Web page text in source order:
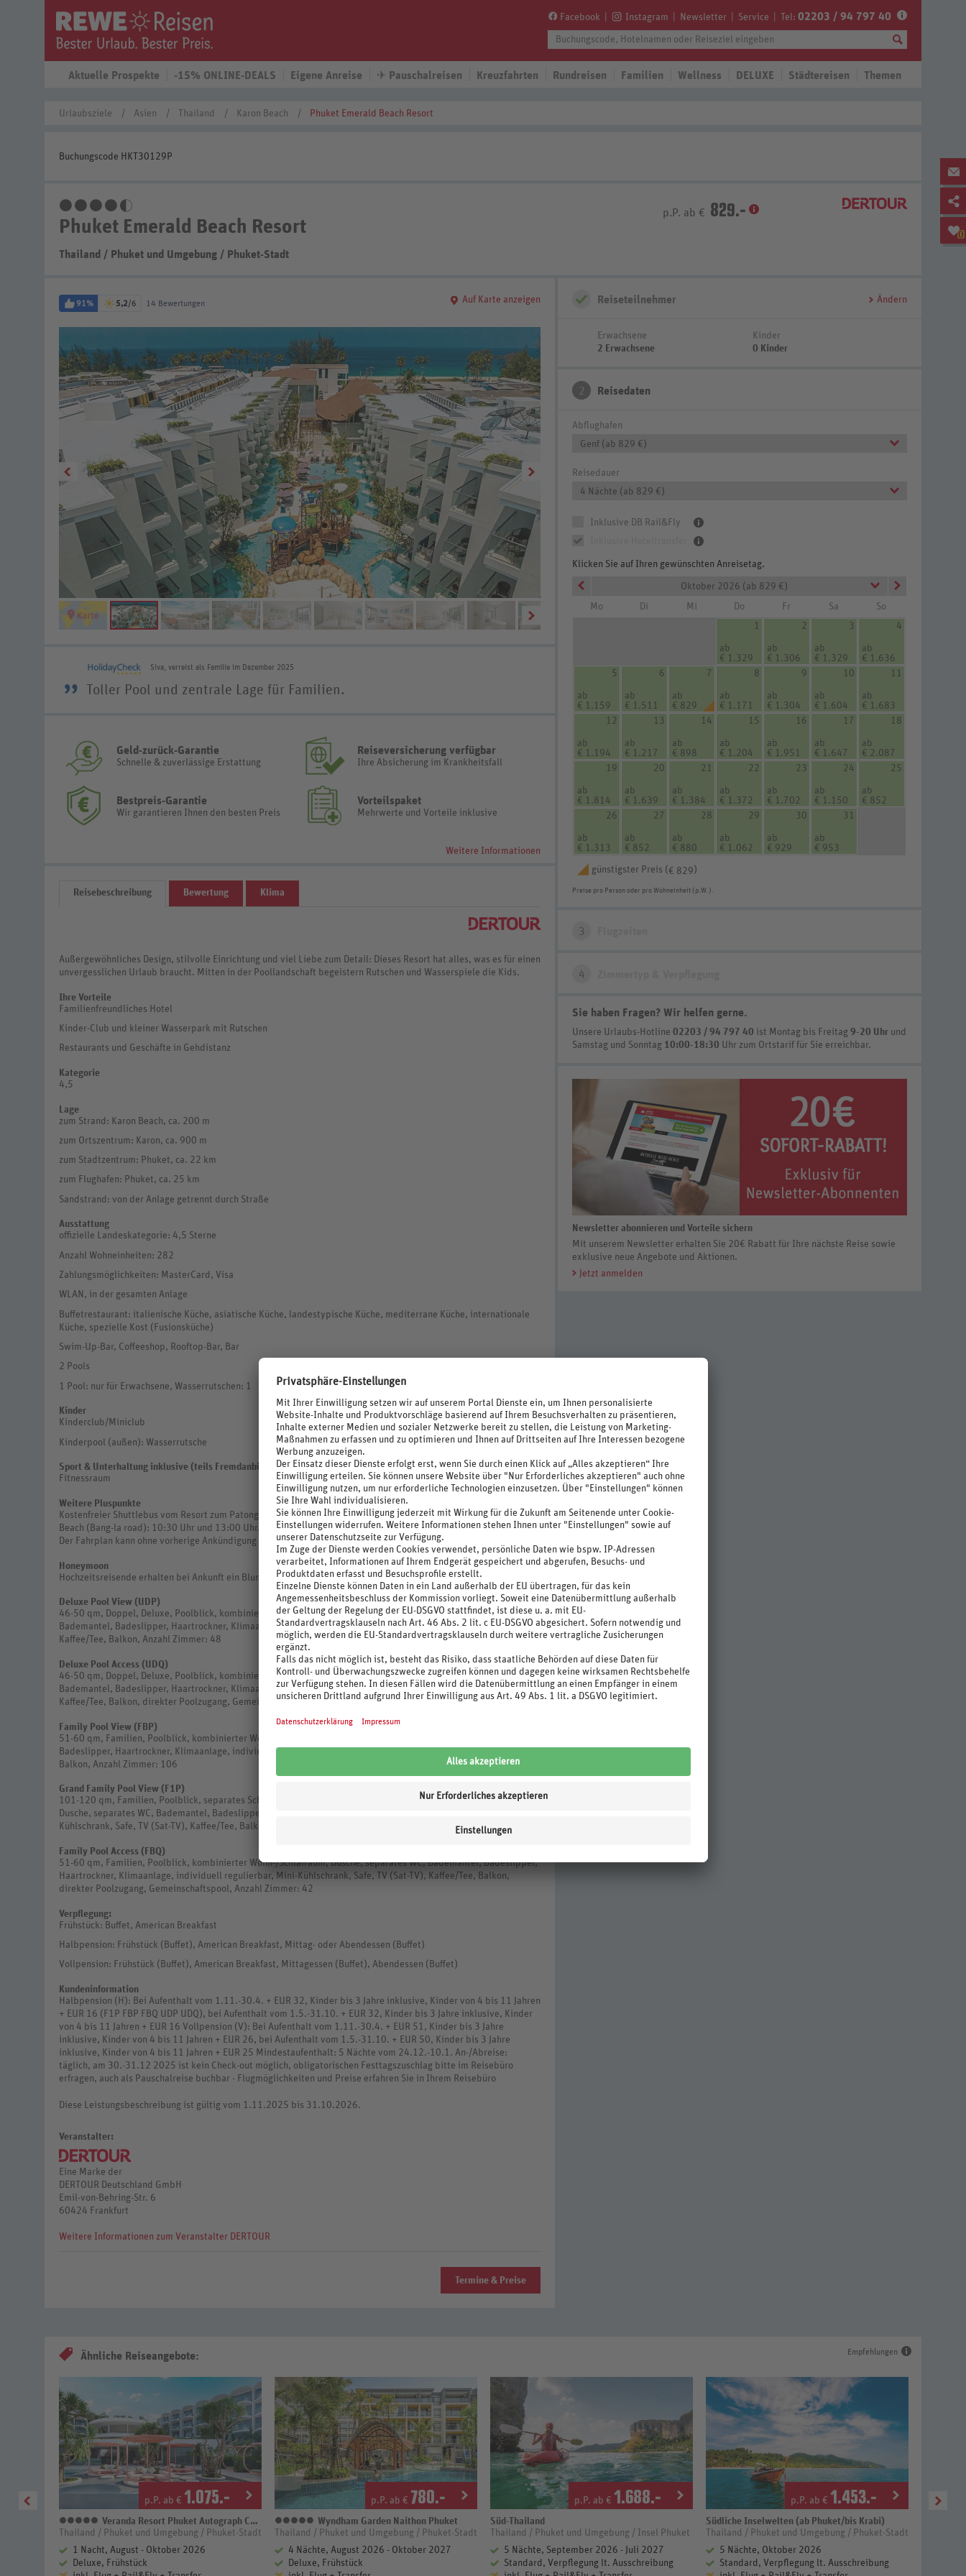
Facebook Instagram Newsletter Service Tel: 02203 / 94 797 40
Aktuelle Prospekte -15% ONLINE-DEALS Eigene Anreise ✈ Pauschalreisen Kreuzfahrten Rundreisen Familien Wellness DELUXE Städtereisen Themen
0
Urlaubsziele Asien Thailand Karon Beach Phuket Emerald Beach Resort
Buchungscode HKT30129P
Phuket Emerald Beach Resort
Thailand / Phuket und Umgebung / Phuket-Stadt
p.P. ab € 829.-
91% 5,2/6 14 Bewertungen Auf Karte anzeigen
Siva, verreist als Familie im Dezember 2025
” Toller Pool und zentrale Lage für Familien.
Geld-zurück-Garantie
Schnelle & zuverlässige Erstattung
Reiseversicherung verfügbar
Ihre Absicherung im Krankheitsfall
Bestpreis-Garantie
Wir garantieren Ihnen den besten Preis
Vorteilspaket
Mehrwerte und Vorteile inklusive
Weitere Informationen
Reisebeschreibung Bewertung Klima
Außergewöhnliches Design, stilvolle Einrichtung und viel Liebe zum Detail: Dieses Resort hat alles, was es für einen
unvergesslichen Urlaub braucht. Mitten in der Poollandschaft begeistern Rutschen und Wasserspiele die Kids.
Ihre Vorteile
Familienfreundliches Hotel
Kinder-Club und kleiner Wasserpark mit Rutschen
Restaurants und Geschäfte in Gehdistanz
Kategorie
4,5
Lage
zum Strand: Karon Beach, ca. 200 m
zum Ortszentrum: Karon, ca. 900 m
zum Stadtzentrum: Phuket, ca. 22 km
zum Flughafen: Phuket, ca. 25 km
Sandstrand: von der Anlage getrennt durch Straße
Ausstattung
offizielle Landeskategorie: 4,5 Sterne
Anzahl Wohneinheiten: 282
Zahlungsmöglichkeiten: MasterCard, Visa
WLAN, in der gesamten Anlage
Buffetrestaurant: italienische Küche, asiatische Küche, landestypische Küche, mediterrane Küche, internationale
Küche, spezielle Kost (Fusionsküche)
Swim-Up-Bar, Coffeeshop, Rooftop-Bar, Bar
2 Pools
1 Pool: nur für Erwachsene, Wasserrutschen: 1
Kinder
Kinderclub/Miniclub
Kinderpool (außen): Wasserrutsche
Sport & Unterhaltung inklusive (teils Fremdanbieter)
Fitnessraum
Weitere Pluspunkte
Kostenfreier Shuttlebus vom Resort zum Patong Beach (je nach Verfügbarkeit und Änderung): Hotel nach Patong
Beach (Bang-la road): 10:30 Uhr und 13:00 Uhr. Patong Beach (Bang-la road) zum Hotel: 15:00 Uhr und 17:40 Uhr.
Der Fahrplan kann ohne vorherige Ankündigung geändert werden.
Honeymoon
Hochzeitsreisende erhalten bei Ankunft ein Blumenarrangement im Zimmer und ein Willkommensgetränk
Deluxe Pool View (UDP)
46-50 qm, Doppel, Deluxe, Poolblick, kombinierter Wohn-/Schlafraum, Dusche, Badewanne, separates WC,
Bademantel, Badeslipper, Haartrockner, Klimaanlage, individuell regulierbar, Mini-Kühlschrank, Safe, TV (Sat-TV),
Kaffee/Tee, Balkon, Anzahl Zimmer: 48
Deluxe Pool Access (UDQ)
46-50 qm, Doppel, Deluxe, Poolblick, kombinierter Wohn-/Schlafraum, Dusche, Badewanne, separates WC,
Bademantel, Badeslipper, Haartrockner, Klimaanlage, individuell regulierbar, Mini-Kühlschrank, Safe, TV (Sat-TV),
Kaffee/Tee, Balkon, direkter Poolzugang, Gemeinschaftspool, Anzahl Zimmer: 12
Family Pool View (FBP)
51-60 qm, Familien, Poolblick, kombinierter Wohn-/Schlafraum, Sitzecke, Dusche, separates WC, Bademantel,
Badeslipper, Haartrockner, Klimaanlage, individuell regulierbar, Mini-Kühlschrank, Safe, TV (Sat-TV), Kaffee/Tee,
Balkon, Anzahl Zimmer: 106
Grand Family Pool View (F1P)
101-120 qm, Familien, Poolblick, separates Schlafzimmer, kombinierter Wohn-/Schlafraum, Sitzecke, 2 Bäder,
Dusche, separates WC, Bademantel, Badeslipper, Haartrockner, Klimaanlage, individuell regulierbar, Mini-
Kühlschrank, Safe, TV (Sat-TV), Kaffee/Tee, Balkon, Anzahl Zimmer: 50
Family Pool Access (FBQ)
51-60 qm, Familien, Poolblick, kombinierter Wohn-/Schlafraum, Dusche, separates WC, Bademantel, Badeslipper,
Haartrockner, Klimaanlage, individuell regulierbar, Mini-Kühlschrank, Safe, TV (Sat-TV), Kaffee/Tee, Balkon,
direkter Poolzugang, Gemeinschaftspool, Anzahl Zimmer: 42
Verpflegung:
Frühstück: Buffet, American Breakfast
Halbpension: Frühstück (Buffet), American Breakfast, Mittag- oder Abendessen (Buffet)
Vollpension: Frühstück (Buffet), American Breakfast, Mittagessen (Buffet), Abendessen (Buffet)
Kundeninformation
Halbpension (H): Bei Aufenthalt vom 1.11.-30.4. + EUR 32, Kinder bis 3 Jahre inklusive, Kinder von 4 bis 11 Jahren
+ EUR 16 (F1P FBP FBQ UDP UDQ), bei Aufenthalt vom 1.5.-31.10. + EUR 32, Kinder bis 3 Jahre inklusive, Kinder
von 4 bis 11 Jahren + EUR 16 Vollpension (V): Bei Aufenthalt vom 1.11.-30.4. + EUR 51, Kinder bis 3 Jahre
inklusive, Kinder von 4 bis 11 Jahren + EUR 26, bei Aufenthalt vom 1.5.-31.10. + EUR 50, Kinder bis 3 Jahre
inklusive, Kinder von 4 bis 11 Jahren + EUR 25 Mindestaufenthalt: 5 Nächte vom 24.12.-10.1. An-/Abreise:
täglich, am 30.-31.12 2025 ist kein Check-out möglich, obligatorischen Festtagszuschlag bitte im Reisebüro
erfragen, auch als Pauschalreise buchbar - Flugmöglichkeiten und Preise erfahren Sie in Ihrem Reisebüro
Diese Leistungsbeschreibung ist gültig vom 1.11.2025 bis 31.10.2026.
Veranstalter:
Eine Marke der
DERTOUR Deutschland GmbH
Emil-von-Behring-Str. 6
60424 Frankfurt
Weitere Informationen zum Veranstalter DERTOUR
Termine & Preise
Reiseteilnehmer Ändern
Erwachsene
2 Erwachsene
Kinder
0 Kinder
2 Reisedaten
Abflughafen
Genf (ab 829 €)
Reisedauer
4 Nächte (ab 829 €)
Inklusive DB Rail&Fly
Klicken Sie auf Ihren gewünschten Anreisetag.
Oktober 2026 (ab 829 €)
Mo
Di Mi Do Fr Sa
So
1
ab
€ 1.329
2
ab
€ 1.306
3
ab
€ 1.329
4
ab
€ 1.636
5
ab
€ 1.159
6
ab
€ 1.511
7
ab
€ 829
8
ab
€ 1.171
9
ab
€ 1.304
10
ab
€ 1.604
11
ab
€ 1.683
12
ab
€ 1.194
13
ab
€ 1.217
14
ab
€ 898
15
ab
€ 1.204
16
ab
€ 1.951
17
ab
€ 1.647
18
ab
€ 2.087
19
ab
€ 1.814
20
ab
€ 1.639
21
ab
€ 1.384
22
ab
€ 1.372
23
ab
€ 1.702
24
ab
€ 1.150
25
ab
€ 852
26
ab
€ 1.313
27
ab
€ 852
28
ab
€ 880
29
ab
€ 1.062
30
ab
€ 929
31
ab
€ 953
günstigster Preis ( € 829 )
Preise pro Person oder pro Wohneinheit (p.W.).
3
4
Sie haben Fragen? Wir helfen gerne.
Unsere Urlaubs-Hotline 02203 / 94 797 40 ist Montag bis Freitag 9-20 Uhr und
Samstag und Sonntag 10:00-18:30 Uhr zum Ortstarif für Sie erreichbar.
Newsletter abonnieren und Vorteile sichern
Mit unserem Newsletter erhalten Sie 20€ Rabatt für Ihre nächste Reise sowie
exklusive neue Angebote und Aktionen.
Jetzt anmelden
Empfehlungen
Ähnliche Reiseangebote:
p.P. ab € 1.075.-
5 Sterne
Veranda Resort Phuket Autograph Collection
Thailand / Phuket und Umgebung / Phuket-Stadt
1 Nacht, August - Oktober 2026
Deluxe, Frühstück
p.P. ab € 780.-
5 Sterne
Wyndham Garden Naithon Phuket
Thailand / Phuket und Umgebung / Phuket-Stadt
4 Nächte, August 2026 - Oktober 2027
Deluxe, Frühstück
p.P. ab € 1.688.-
Süd-Thailand
Thailand / Phuket und Umgebung / Insel Phuket
5 Nächte, September 2026 - Juli 2027
Standard, Verpflegung lt. Ausschreibung
p.P. ab € 1.453.-
Südliche Inselwelten (ab Phuket/bis Krabi)
Thailand / Phuket und Umgebung / Phuket-Stadt
5 Nächte, Oktober 2026
Standard, Verpflegung lt. Ausschreibung